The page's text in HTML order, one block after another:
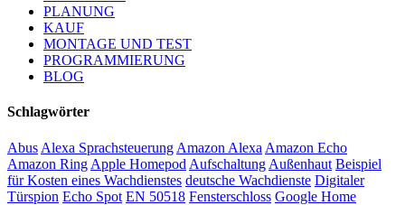
PLANUNG
KAUF
MONTAGE UND TEST
PROGRAMMIERUNG
BLOG
Schlagwörter
Abus Alexa Sprachsteuerung Amazon Alexa Amazon Echo
Amazon Ring Apple Homepod Aufschaltung Außenhaut Beispiel
für Kosten eines Wachdienstes deutsche Wachdienste Digitaler
Türspion Echo Spot EN 50518 Fensterschloss Google Home